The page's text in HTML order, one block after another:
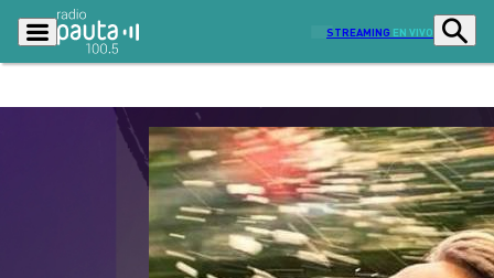
STREAMING EN VIVO
Podcasts Programas
Actualidad
Economía